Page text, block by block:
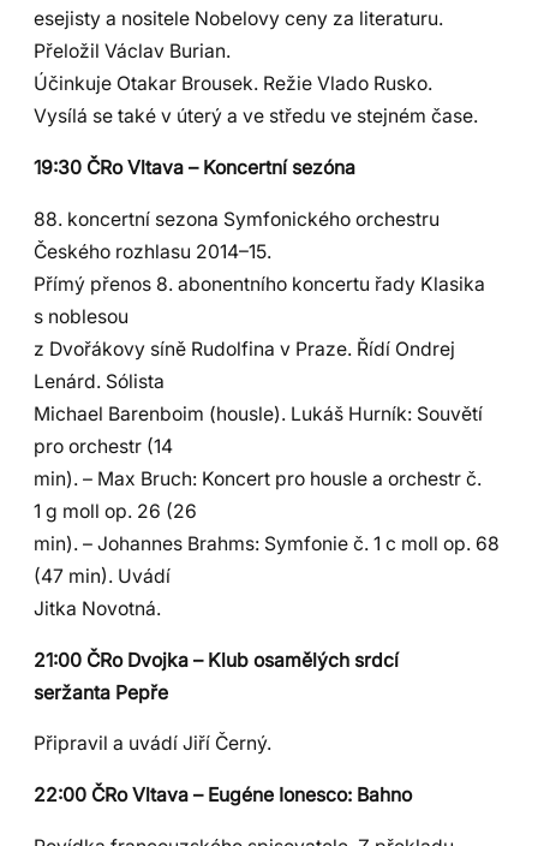
esejisty a nositele Nobelovy ceny za literaturu.
Přeložil Václav Burian.
Účinkuje Otakar Brousek. Režie Vlado Rusko.
Vysílá se také v úterý a ve středu ve stejném čase.
19:30 ČRo Vltava – Koncertní sezóna
88. koncertní sezona Symfonického orchestru
Českého rozhlasu 2014–15.
Přímý přenos 8. abonentního koncertu řady Klasika
s noblesou
z Dvořákovy síně Rudolfina v Praze. Řídí Ondrej
Lenárd. Sólista
Michael Barenboim (housle). Lukáš Hurník: Souvětí
pro orchestr (14
min). – Max Bruch: Koncert pro housle a orchestr č.
1 g moll op. 26 (26
min). – Johannes Brahms: Symfonie č. 1 c moll op. 68
(47 min). Uvádí
Jitka Novotná.
21:00 ČRo Dvojka – Klub osamělých srdcí
seržanta Pepře
Připravil a uvádí Jiří Černý.
22:00 ČRo Vltava – Eugéne Ionesco: Bahno